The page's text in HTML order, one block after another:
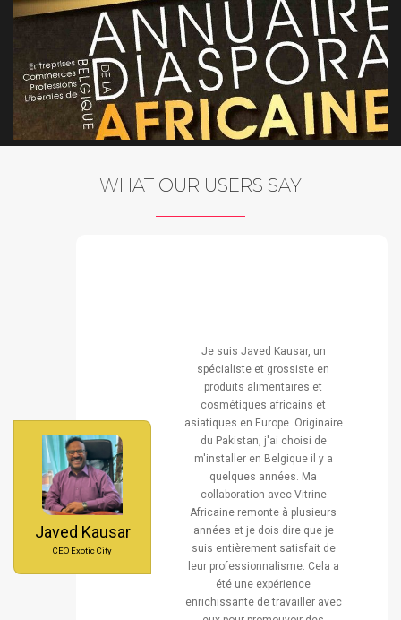
COLLECTION GUIDE AFRO BELGE EDITION 2015
WHAT OUR USERS SAY
Javed Kausar
CEO Exotic City
Je suis Javed Kausar, un
spécialiste et grossiste en
produits alimentaires et
cosmétiques africains et
asiatiques en Europe. Originaire
du Pakistan, j'ai choisi de
m'installer en Belgique il y a
quelques années. Ma
collaboration avec Vitrine
Africaine remonte à plusieurs
années et je dois dire que je
suis entièrement satisfait de
leur professionnalisme. Cela a
été une expérience
enrichissante de travailler avec